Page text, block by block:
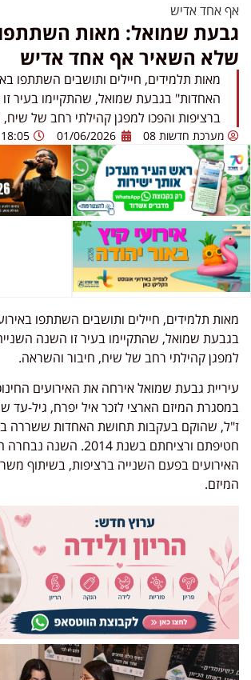
אף אחד אדיש
גבעת שמואל: מאות השתתפו
שלא השאיר אף אחד אדיש
מאות תלמידים, חיילים ותושבים השתתפו
האחדות" בגבעת שמואל, שהתקיימו בעיר
ברציפות והפכו למפגן קהילתי רחב של
מערכת חדשות 08 01/06/2026
18:05
מאות תלמידים, חיילים ותושבים השתתפו
בגבעת שמואל, שהתקיימו בעיר זו השנה
למפגן קהילתי רחב של שיח, חיבור והשראה.
עיריית גבעת שמואל אירחה את האירועים
במסגרת המיזם הארצי לזכר איל יפרח, גיל-עד
ז"ל, שהוקם בעקבות תחושת האחדות ששררה
חטיפתם ורציחתם בשנת
האירועים בפעם השנייה ברציפות, בשיתוף
המיזם.